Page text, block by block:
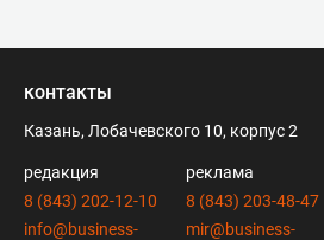
контакты
Казань, Лобачевского 10, корпус 2
редакция
8 (843) 202-12-10
info@business-
реклама
8 (843) 203-48-47
mir@business-